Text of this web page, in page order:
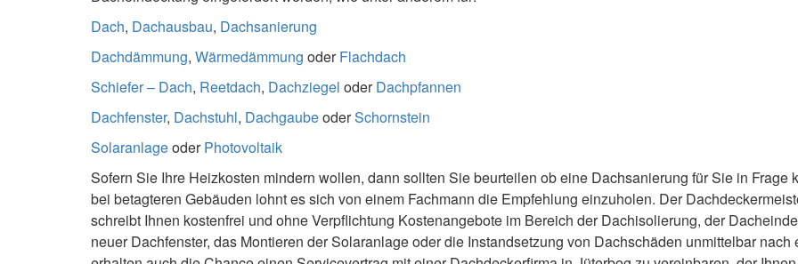
Dach, Dachausbau, Dachsanierung
Dachdämmung, Wärmedämmung oderFlachdach
Schiefer – Dach, Reetdach, Dachziegel oderDachpfannen
Dachfenster, Dachstuhl, DachgaubeoderSchornstein
SolaranlageoderPhotovoltaik
Sofern Sie Ihre Heizkosten mindern wollen, dann sollten Sie beurteilen ob eine Dachsanierung für Sie in Frage
bei betagteren Gebäuden lohnt es sich von einem Fachmann die Empfehlung einzuholen. Der
schreibt Ihnen kostenfrei und ohne Verpflichtung Kostenangebote im Bereich der Dachisolierung, der
neuer Dachfenster, das Montieren der Solaranlage oder die Instandsetzung von Dachschäden unmittelbar nach